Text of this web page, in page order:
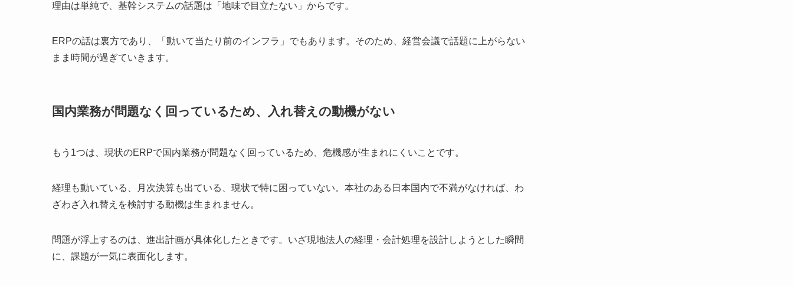
理由は単純で、基幹システムの話題は「地味で目立たない」からです。
ERPの話は裏方であり、「動いて当たり前のインフラ」でもあります。そのため、経営会議で話題に上がらない
まま時間が過ぎていきます。
国内業務が問題なく回っているため、入れ替えの動機がない
もう1つは、現状のERPで国内業務が問題なく回っているため、危機感が生まれにくいことです。
経理も動いている、月次決算も出ている、現状で特に困っていない。本社のある日本国内で不満がなければ、わ
ざわざ入れ替えを検討する動機は生まれません。
問題が浮上するのは、進出計画が具体化したときです。いざ現地法人の経理・会計処理を設計しようとした瞬間
に、課題が一気に表面化します。